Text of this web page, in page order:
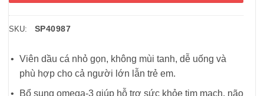
SKU: SP40987
Viên dầu cá nhỏ gọn, không mùi tanh, dễ uống và
phù hợp cho cả người lớn lẫn trẻ em.
Bổ sung omega-3 giúp hỗ trợ sức khỏe tim mạch, não